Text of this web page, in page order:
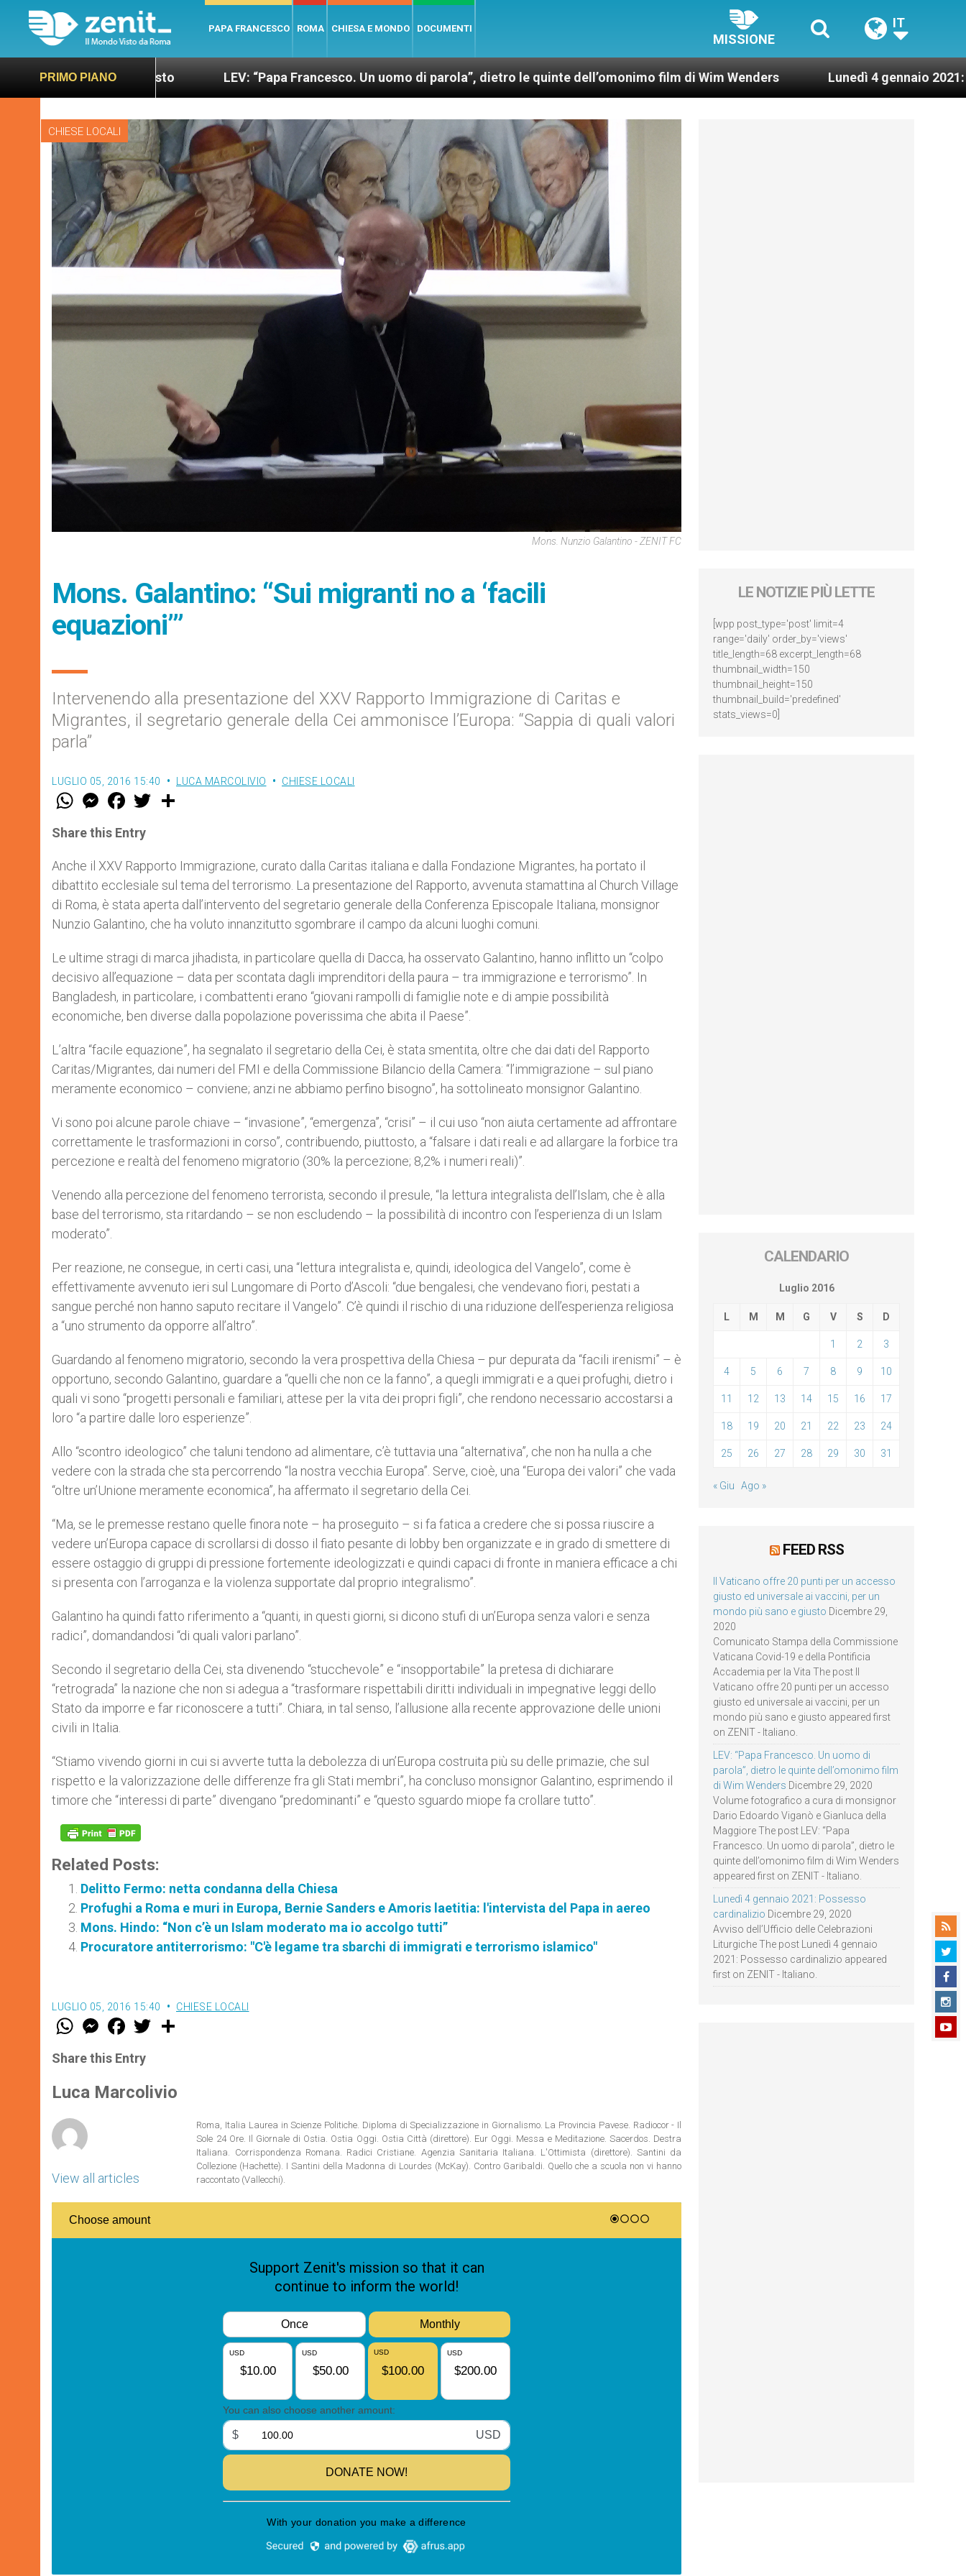
PAPA FRANCESCO ROMA CHIESA E MONDO DOCUMENTI
MISSIONE
IT
PRIMO PIANO
e giusto LEV: “Papa Francesco. Un uomo di parola”, dietro le quinte dell’omonimo film di Wim Wenders Lunedì 4 gennaio 2021: Possesso
CHIESE LOCALI
Mons. Nunzio Galantino - ZENIT FC
Mons. Galantino: “Sui migranti no a ‘facili
equazioni’”
Intervenendo alla presentazione del XXV Rapporto Immigrazione di Caritas e
Migrantes, il segretario generale della Cei ammonisce l’Europa: “Sappia di quali valori
parla”
LUGLIO 05, 2016 15:40 LUCA MARCOLIVIO CHIESE LOCALI
W
t
s
p
p
M
e
s
e
g
e
r
F
a
e
b
o
k
w
r
Share this Entry
Anche il XXV Rapporto Immigrazione, curato dalla Caritas italiana e dalla Fondazione Migrantes, ha portato il
dibattito ecclesiale sul tema del terrorismo. La presentazione del Rapporto, avvenuta stamattina al Church Village
di Roma, è stata aperta dall’intervento del segretario generale della Conferenza Episcopale Italiana, monsignor
Nunzio Galantino, che ha voluto innanzitutto sgombrare il campo da alcuni luoghi comuni.
Le ultime stragi di marca jihadista, in particolare quella di Dacca, ha osservato Galantino, hanno inflitto un “colpo
decisivo all’equazione – data per scontata dagli imprenditori della paura – tra immigrazione e terrorismo”. In
Bangladesh, in particolare, i combattenti erano “giovani rampolli di famiglie note e di ampie possibilità
economiche, ben diverse dalla popolazione poverissima che abita il Paese”.
L’altra “facile equazione”, ha segnalato il segretario della Cei, è stata smentita, oltre che dai dati del Rapporto
Caritas/Migrantes, dai numeri del FMI e della Commissione Bilancio della Camera: “l’immigrazione – sul piano
meramente economico – conviene; anzi ne abbiamo perfino bisogno”, ha sottolineato monsignor Galantino.
Vi sono poi alcune parole chiave – “invasione”, “emergenza”, “crisi” – il cui uso “non aiuta certamente ad affrontare
correttamente le trasformazioni in corso”, contribuendo, piuttosto, a “falsare i dati reali e ad allargare la forbice tra
percezione e realtà del fenomeno migratorio (30% la percezione; 8,2% i numeri reali)”.
Venendo alla percezione del fenomeno terrorista, secondo il presule, “la lettura integralista dell’Islam, che è alla
base del terrorismo, sta ritardando – se non escludendo – la possibilità di incontro con l’esperienza di un Islam
moderato”.
Per reazione, ne consegue, in certi casi, una “lettura integralista e, quindi, ideologica del Vangelo”, come è
effettivamente avvenuto ieri sul Lungomare di Porto d’Ascoli: “due bengalesi, che vendevano fiori, pestati a
sangue perché non hanno saputo recitare il Vangelo”. C’è quindi il rischio di una riduzione dell’esperienza religiosa
a “uno strumento da opporre all’altro”.
Guardando al fenomeno migratorio, secondo la vera prospettiva della Chiesa – pur depurata da “facili irenismi” – è
opportuno, secondo Galantino, guardare a “quelli che non ce la fanno”, a quegli immigrati e a quei profughi, dietro i
quali vi sono “progetti personali e familiari, attese per la vita dei propri figli”, che rendono necessario accostarsi a
loro “a partire dalle loro esperienze”.
Allo “scontro ideologico” che taluni tendono ad alimentare, c’è tuttavia una “alternativa”, che non ha nulla a che
vedere con la strada che sta percorrendo “la nostra vecchia Europa”. Serve, cioè, una “Europa dei valori” che vada
“oltre un’Unione meramente economica”, ha affermato il segretario della Cei.
“Ma, se le premesse restano quelle finora note – ha proseguito – si fa fatica a credere che si possa riuscire a
vedere un’Europa capace di scrollarsi di dosso il fiato pesante di lobby ben organizzate e in grado di smettere di
essere ostaggio di gruppi di pressione fortemente ideologizzati e quindi capaci di fronte in maniera efficace a chi
si presenta con l’arroganza e la violenza supportate dal proprio integralismo”.
Galantino ha quindi fatto riferimento a “quanti, in questi giorni, si dicono stufi di un’Europa senza valori e senza
radici”, domandandosi “di quali valori parlano”.
Secondo il segretario della Cei, sta divenendo “stucchevole” e “insopportabile” la pretesa di dichiarare
“retrograda” la nazione che non si adegua a “trasformare rispettabili diritti individuali in impegnative leggi dello
Stato da imporre e far riconoscere a tutti”. Chiara, in tal senso, l’allusione alla recente approvazione delle unioni
civili in Italia.
“Stiamo vivendo giorni in cui si avverte tutta la debolezza di un’Europa costruita più su delle primazie, che sul
rispetto e la valorizzazione delle differenze fra gli Stati membri”, ha concluso monsignor Galantino, esprimendo il
timore che “interessi di parte” divengano “predominanti” e “questo sguardo miope fa crollare tutto”.
Related Posts:
Delitto Fermo: netta condanna della Chiesa
Profughi a Roma e muri in Europa, Bernie Sanders e Amoris laetitia: l'intervista del Papa in aereo
Mons. Hindo: “Non c’è un Islam moderato ma io accolgo tutti”
Procuratore antiterrorismo: "C'è legame tra sbarchi di immigrati e terrorismo islamico"
LUGLIO 05, 2016 15:40 CHIESE LOCALI
W
t
s
p
p
M
e
s
e
g
e
F
a
e
b
o
k
w
r
Share this Entry
Luca Marcolivio
View all articles
Roma, Italia Laurea in Scienze Politiche. Diploma di Specializzazione in Giornalismo. La Provincia Pavese. Radiocor - Il
Sole 24 Ore. Il Giornale di Ostia. Ostia Oggi. Ostia Città (direttore). Eur Oggi. Messa e Meditazione. Sacerdos. Destra
Italiana. Corrispondenza Romana. Radici Cristiane. Agenzia Sanitaria Italiana. L'Ottimista (direttore). Santini da
Collezione (Hachette). I Santini della Madonna di Lourdes (McKay). Contro Garibaldi. Quello che a scuola non vi hanno
raccontato (Vallecchi).
LE NOTIZIE PIÙ LETTE
[wpp post_type='post' limit=4
range='daily' order_by='views'
title_length=68 excerpt_length=68
thumbnail_width=150
thumbnail_height=150
thumbnail_build='predefined'
stats_views=0]
CALENDARIO
Luglio 2016
L M M G V S D
1 2 3
4 5 6 7 8 9 10
11 12 13 14 15 16 17
18 19 20 21 22 23 24
25 26 27 28 29 30 31
« Giu Ago »
FEED RSS
Il Vaticano offre 20 punti per un accesso
giusto ed universale ai vaccini, per un
mondo più sano e giusto Dicembre 29,
2020
Comunicato Stampa della Commissione
Vaticana Covid-19 e della Pontificia
Accademia per la Vita The post Il
Vaticano offre 20 punti per un accesso
giusto ed universale ai vaccini, per un
mondo più sano e giusto appeared first
on ZENIT - Italiano.
LEV: “Papa Francesco. Un uomo di
parola”, dietro le quinte dell’omonimo film
di Wim Wenders Dicembre 29, 2020
Volume fotografico a cura di monsignor
Dario Edoardo Viganò e Gianluca della
Maggiore The post LEV: “Papa
Francesco. Un uomo di parola”, dietro le
quinte dell’omonimo film di Wim Wenders
appeared first on ZENIT - Italiano.
Lunedì 4 gennaio 2021: Possesso
cardinalizio Dicembre 29, 2020
Avviso dell’Ufficio delle Celebrazioni
Liturgiche The post Lunedì 4 gennaio
2021: Possesso cardinalizio appeared
first on ZENIT - Italiano.